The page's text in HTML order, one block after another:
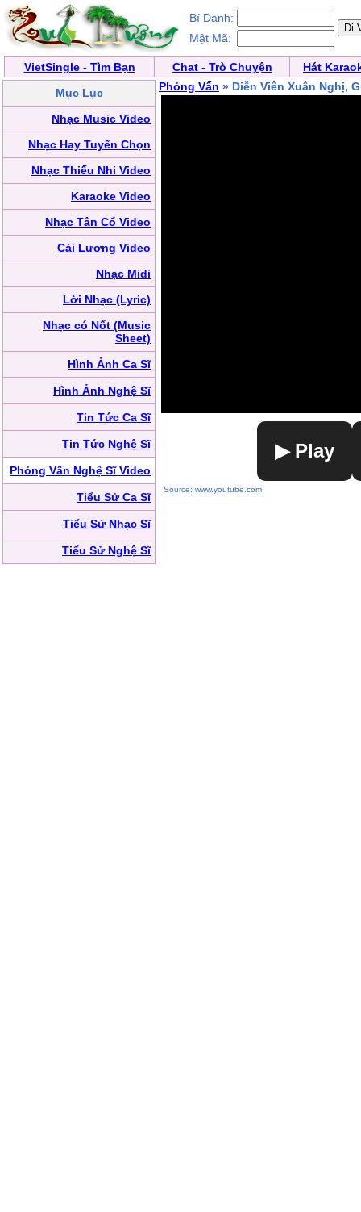
Bí Danh:
Mật Mã:
VietSingle - Tìm Bạn Chat - Trò Chuyện
Hát
Mục Lục
Nhạc Music Video
Nhạc Hay Tuyển Chọn
Nhạc Thiếu Nhi Video
Karaoke Video
Nhạc Tân Cổ Video
Cải Lương Video
Nhạc Midi
Lời Nhạc (Lyric)
Nhạc có Nốt (Music
Sheet)
Hình Ảnh Ca Sĩ
Hình Ảnh Nghệ Sĩ
Tin Tức Ca Sĩ
Tin Tức Nghệ Sĩ
Phỏng Vấn Nghệ Sĩ Video
Tiểu Sử Ca Sĩ
Tiểu Sử Nhạc Sĩ
Tiểu Sử Nghệ Sĩ
Phỏng Vấn » Diễn Viên Xuân Nghị,
▶ Play
Source: www.youtube.com